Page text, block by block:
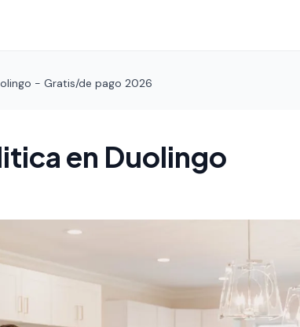
- Gratis/de pago 2026
en Duolingo